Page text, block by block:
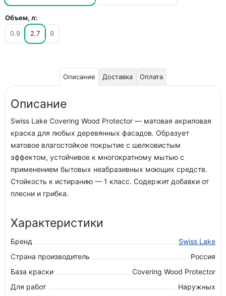
Объем, л:
0.9
2.7 9
Описание Доставка Оплата
Описание
Swiss Lake Covering Wood Protector — матовая акриловая
краска для любых деревянных фасадов. Образует
матовое влагостойкое покрытие с шелковистым
эффектом, устойчивое к многократному мытью с
применением бытовых неабразивных моющих средств.
Стойкость к истиранию — 1 класс. Содержит добавки от
плесни и грибка.
Характеристики
Бренд
Swiss Lake
Страна производитель
Россия
База краски
Covering Wood Protector
Для работ
Наружных